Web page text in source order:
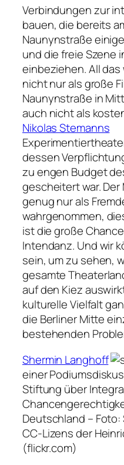
Verbindungen zur
bauen, die bereits
Naunynstraße
und die freie Szene
einbeziehen. All
nicht nur als große
Naunynstraße in
auch nicht als
Nikolas Stemanns
dessen
zu engen Budget
gescheitert war.
genug nur als
wahrgenommen,
ist die große
Intendanz. Und wir
sein, um zu sehen,
gesamte
auf den Kiez
kulturelle Vielfalt
die Berliner Mitte
bestehenden
Shermin Langhoff
einer
Stiftung über
Deutschland –
CC-Lizens der
(flickr.com)